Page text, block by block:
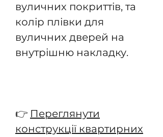
вуличних покриттів, та
колір плівки для
вуличних дверей на
внутрішню накладку.
👉 Переглянути
конструкції квартирних